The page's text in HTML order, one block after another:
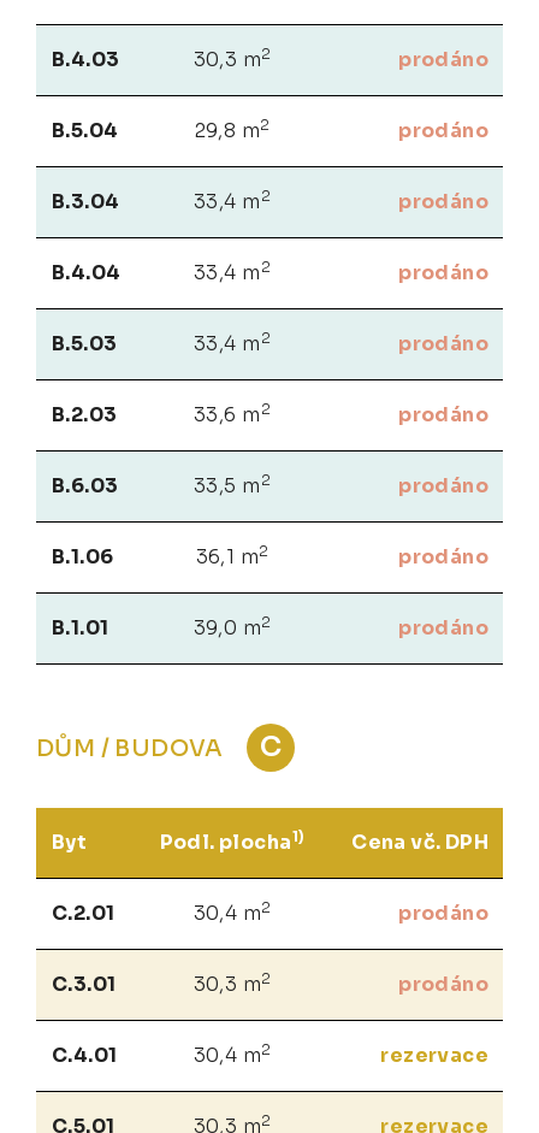
B.4.03 30,3 m2 prodáno
B.5.04 29,8 m2 prodáno
B.3.04 33,4 m 2 prodáno
B.4.04 33,4 m 2 prodáno
B.5.03 33,4 m 2 prodáno
B.2.03 33,6 m 2 prodáno
B.6.03 33,5 m 2 prodáno
B.1.06 36,1 m2 prodáno
B.1.01 39,0 m2 prodáno
DŮM / BUDOVA C
Byt Podl. plocha1) Cena vč. DPH
C.2.01 30,4 m2 prodáno
C.3.01 30,3 m2 prodáno
C.4.01 30,4 m2 rezervace
C.5.01 30,3 m2 rezervace